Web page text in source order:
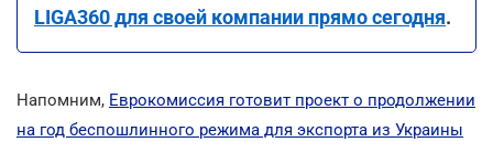
LIGA360 для своей компании прямо сегодня.
Напомним, Еврокомиссия готовит проект о продолжении
на год беспошлинного режима для экспорта из Украины